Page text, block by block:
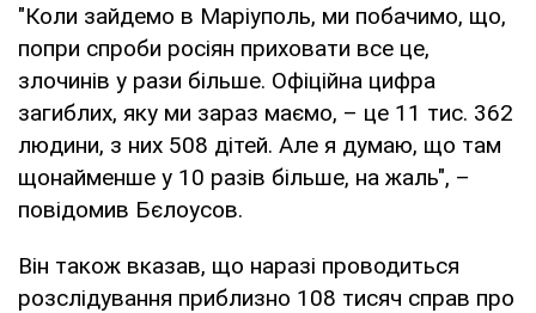
"Коли зайдемо в Маріуполь, ми побачимо, що,
попри спроби росіян приховати все це,
злочинів у рази більше. Офіційна цифра
загиблих, яку ми зараз маємо, – це 11 тис. 362
людини, з них 508 дітей. Але я думаю, що там
щонайменше у 10 разів більше, на жаль", –
повідомив Бєлоусов.
Він також вказав, що наразі проводиться
розслідування приблизно 108 тисяч справ про